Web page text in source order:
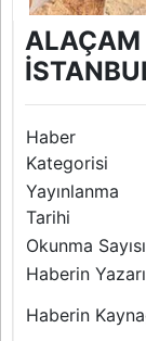
ALAÇAM
Haber
Kategorisi
Yayınlanma
Tarihi
Okunma Sayısı
Haberin Yazarı
Haberin